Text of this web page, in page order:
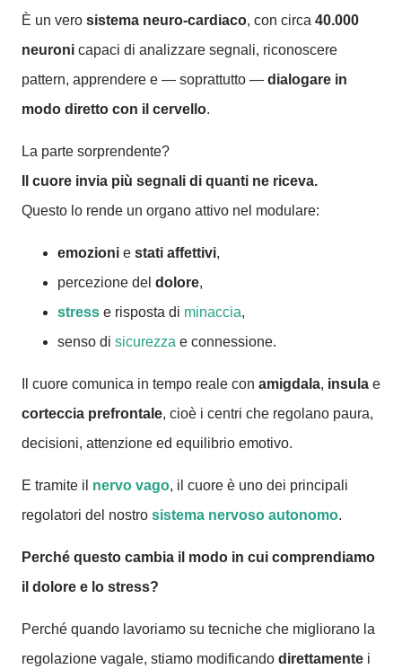
È un vero sistema neuro-cardiaco, con circa 40.000
neuroni capaci di analizzare segnali, riconoscere
pattern, apprendere e — soprattutto — dialogare in
modo diretto con il cervello.
La parte sorprendente?
Il cuore invia più segnali di quanti ne riceva.
Questo lo rende un organo attivo nel modulare:
emozioni e stati affettivi,
percezione del dolore,
stress e risposta di minaccia,
senso di sicurezza e connessione.
Il cuore comunica in tempo reale con amigdala, insula e
corteccia prefrontale, cioè i centri che regolano paura,
decisioni, attenzione ed equilibrio emotivo.
E tramite il nervo vago, il cuore è uno dei principali
regolatori del nostro sistema nervoso autonomo.
Perché questo cambia il modo in cui comprendiamo
il dolore e lo stress?
Perché quando lavoriamo su tecniche che migliorano la
regolazione vagale, stiamo modificando direttamente i